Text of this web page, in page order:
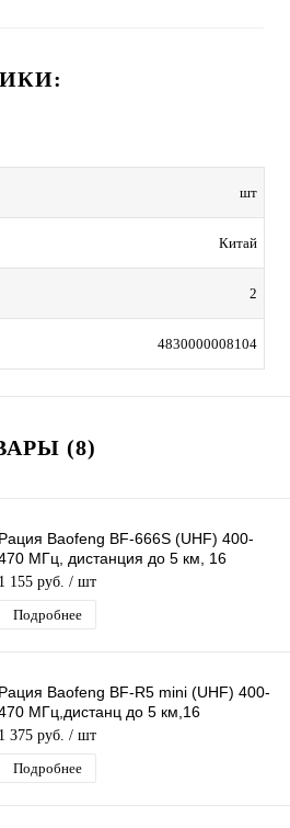
шт
Китай
2
4830000008104
(8)
Рация Baofeng BF-666S (UHF) 400-
МГц, дистанция до 5 км, 16
каналов, таймер, фонарик
1 155 руб. / шт
Подробнее
Рация Baofeng BF-R5 mini (UHF) 400-
МГц,дистанц до 5 км,16
каналов,VOX голосовое управл
передачей
1 375 руб. / шт
Подробнее